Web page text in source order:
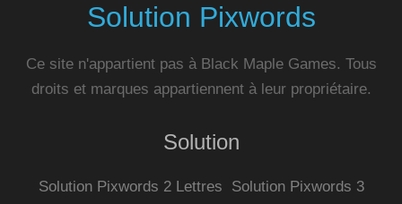
Solution Pixwords
Ce site n'appartient pas à Black Maple Games. Tous
droits et marques appartiennent à leur propriétaire.
Solution
Solution Pixwords 2 Lettres
Solution Pixwords 3